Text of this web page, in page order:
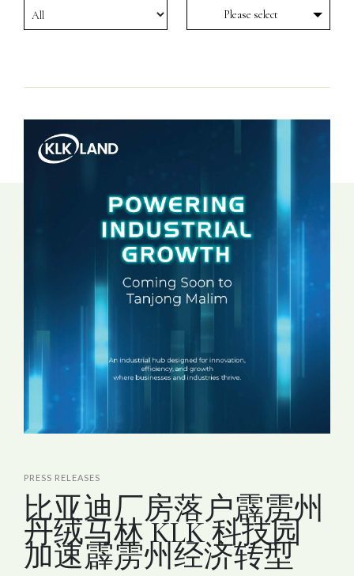
Please select
PRESS RELEASES
比亚迪厂房落户霹雳州
丹绒马林 KLK 科技园
加速霹雳州经济转型